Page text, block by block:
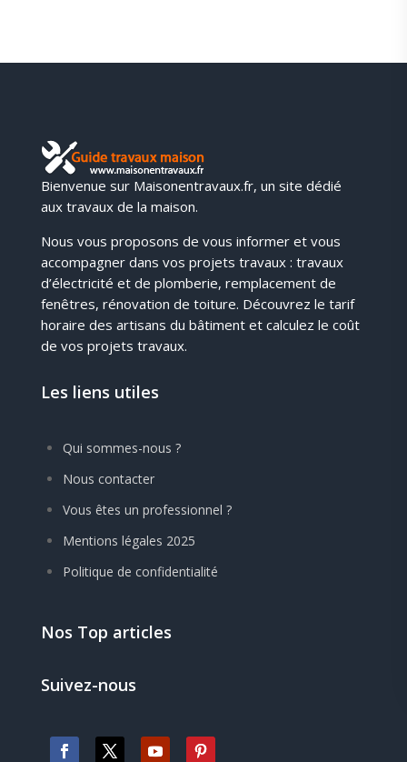
Bienvenue sur Maisonentravaux.fr, un site dédié
aux travaux de la maison.
Nous vous proposons de vous informer et vous
accompagner dans vos projets travaux : travaux
d’électricité et de plomberie, remplacement de
fenêtres, rénovation de toiture. Découvrez le tarif
horaire des artisans du bâtiment et calculez le coût
de vos projets travaux.
Les liens utiles
Qui sommes-nous ?
Nous contacter
Vous êtes un professionnel ?
Mentions légales 2025
Politique de confidentialité
Nos Top articles
Suivez-nous